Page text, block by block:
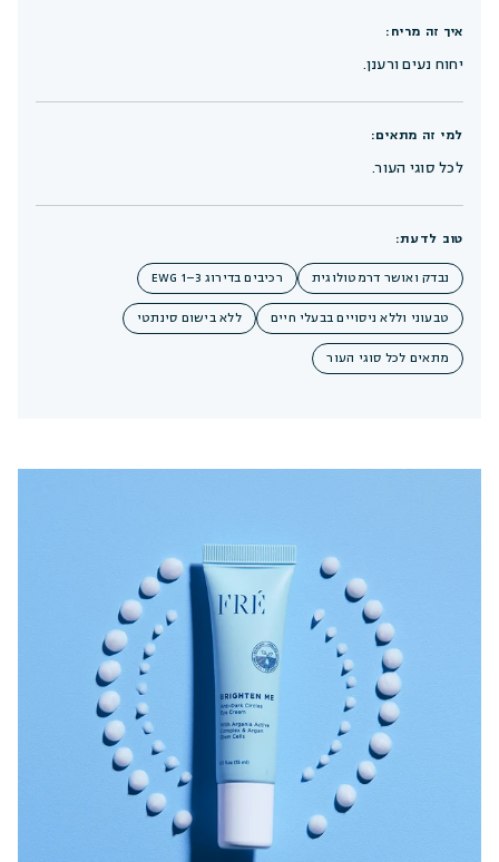
איך זה מריח:
יחוח נעים ורענן.
למי זה מתאים:
לכל סוגי העור.
טוב לדעת:
נבדק ואושר דרמטולוגית רכיבים בדירוג EWG 1–3
טבעוני וללא ניסויים בבעלי חיים ללא בישום סינתטי
מתאים לכל סוגי העור